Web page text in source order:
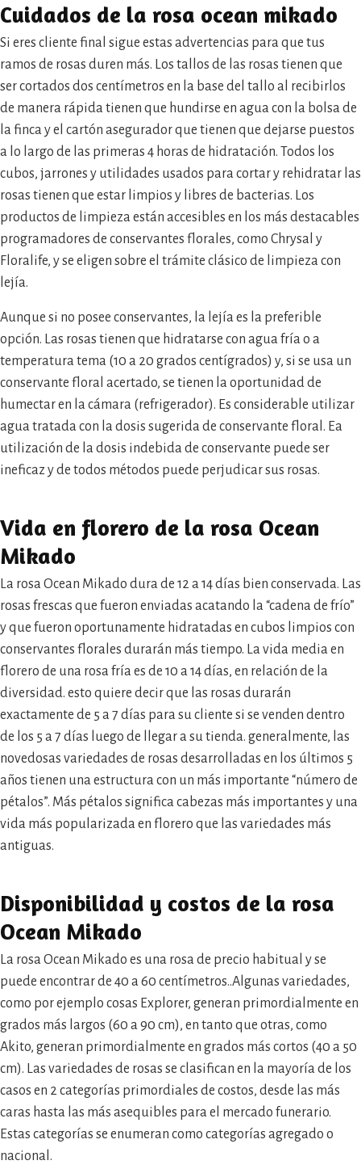
Cuidados de la rosa ocean mikado
Si eres cliente final sigue estas advertencias para que tus
ramos de rosas duren más. Los tallos de las rosas tienen que
ser cortados dos centímetros en la base del tallo al recibirlos
de manera rápida tienen que hundirse en agua con la bolsa de
la finca y el cartón asegurador que tienen que dejarse puestos
a lo largo de las primeras 4 horas de hidratación. Todos los
cubos, jarrones y utilidades usados para cortar y rehidratar las
rosas tienen que estar limpios y libres de bacterias. Los
productos de limpieza están accesibles en los más destacables
programadores de conservantes florales, como Chrysal y
Floralife, y se eligen sobre el trámite clásico de limpieza con
lejía.
Aunque si no posee conservantes, la lejía es la preferible
opción. Las rosas tienen que hidratarse con agua fría o a
temperatura tema (10 a 20 grados centígrados) y, si se usa un
conservante floral acertado, se tienen la oportunidad de
humectar en la cámara (refrigerador). Es considerable utilizar
agua tratada con la dosis sugerida de conservante floral. Ea
utilización de la dosis indebida de conservante puede ser
ineficaz y de todos métodos puede perjudicar sus rosas.
Vida en florero de la rosa Ocean
Mikado
La rosa Ocean Mikado dura de 12 a 14 días bien conservada. Las
rosas frescas que fueron enviadas acatando la “cadena de frío”
y que fueron oportunamente hidratadas en cubos limpios con
conservantes florales durarán más tiempo. La vida media en
florero de una rosa fría es de 10 a 14 días, en relación de la
diversidad. esto quiere decir que las rosas durarán
exactamente de 5 a 7 días para su cliente si se venden dentro
de los 5 a 7 días luego de llegar a su tienda. generalmente, las
novedosas variedades de rosas desarrolladas en los últimos 5
años tienen una estructura con un más importante “número de
pétalos”. Más pétalos significa cabezas más importantes y una
vida más popularizada en florero que las variedades más
antiguas.
Disponibilidad y costos de la rosa
Ocean Mikado
La rosa Ocean Mikado es una rosa de precio habitual y se
puede encontrar de 40 a 60 centímetros..Algunas variedades,
como por ejemplo cosas Explorer, generan primordialmente en
grados más largos (60 a 90 cm), en tanto que otras, como
Akito, generan primordialmente en grados más cortos (40 a 50
cm). Las variedades de rosas se clasifican en la mayoría de los
casos en 2 categorías primordiales de costos, desde las más
caras hasta las más asequibles para el mercado funerario.
Estas categorías se enumeran como categorías agregado o
nacional.